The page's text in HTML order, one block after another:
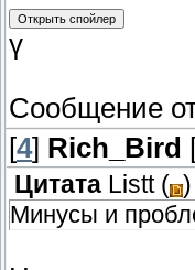
ү
Сообщение
[4] Rich_Bird
Цитата Listt( )
Минусы и